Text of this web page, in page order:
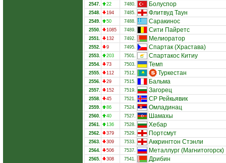
2547. 22 7480. Болуспор
2548. 194 7485. Флитвуд Таун
2549. 50 7488. Саракинос
2550. 1085 7489. Сити Пайретс
2551. 132 7492. Мелиоратор
2552. 9 7495. Спартак (Храстава)
2553. 203 7501. Спартакос Китиу
2554. 73 7503. Темп
2555. 112 7512. Туркестан
2556. 29 7515. Бальма
2557. 152 7519. Загорец
2558. 45 7521. СР Рейкьявик
2559. 86 7524. Омладинац
2560. 40 7527. Шамахы
2561. 136 7528. Хебар
2562. 379 7529. Портсмут
2563. 309 7533. Аккрингтон Стэнли
2564. 506 7537. Металлург (Магнитогорск)
2565. 308 7541. Дрибин